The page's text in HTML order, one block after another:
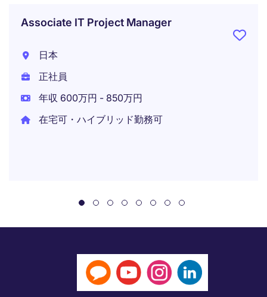
Associate IT Project Manager
日本
正社員
年収 600万円 - 850万円
在宅可・ハイブリッド勤務可